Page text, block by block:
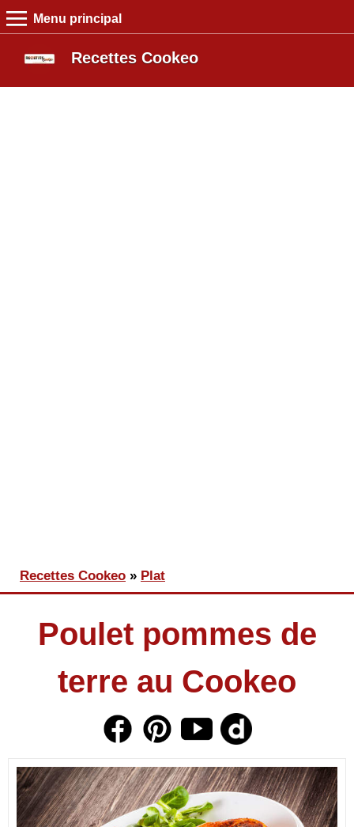
Recettes Cookeo
MENU PRINCIPAL
Menu principal
Recettes Cookeo » Plat
Poulet pommes de
terre au Cookeo